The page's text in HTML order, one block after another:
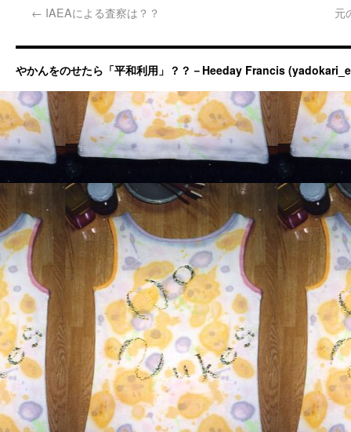
← IAEAによる査察は？？ 元
やかんをのせたら「平和利用」？？－Heeday Francis